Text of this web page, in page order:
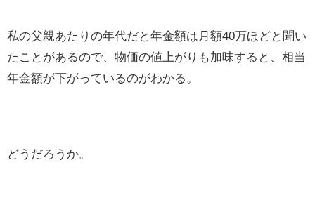
私の父親あたりの年代だと年金額は月額40万ほどと聞い
たことがあるので、物価の値上がりも加味すると、相当
年金額が下がっているのがわかる。
どうだろうか。